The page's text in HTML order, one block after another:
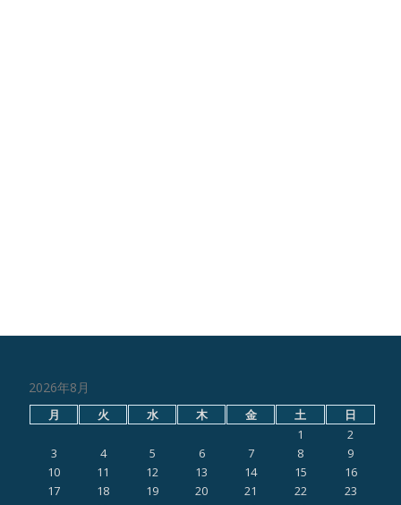
2026年8月
月 火 水 木 金 土
日
1
2
3
4 5 6 7 8
9
10
11 12 13 14 15
16
17
18 19 20 21 22
23